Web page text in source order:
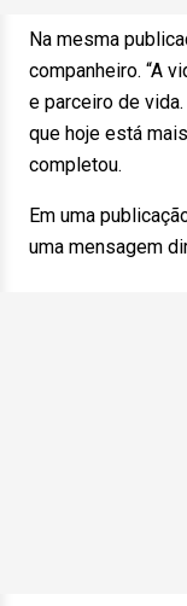
Na mesma
companheiro. “A
e parceiro de
que hoje está
completou.
Em uma
uma mensagem